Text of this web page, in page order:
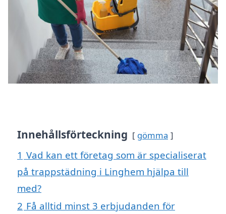
Innehållsförteckning gömma
1 Vad kan ett företag som är specialiserat
på trappstädning i Linghem hjälpa till
med?
2 Få alltid minst 3 erbjudanden för